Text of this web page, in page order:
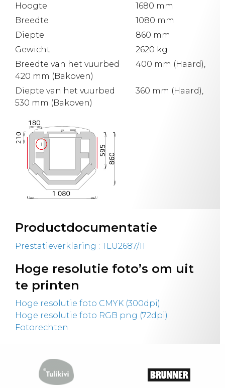
Hoogte
1680 mm
Breedte
1080 mm
Diepte
860 mm
Gewicht
2620 kg
Breedte van het vuurbed
400 mm (Haard),
420 mm (Bakoven)
Diepte van het vuurbed
360 mm (Haard),
530 mm (Bakoven)
Productdocumentatie
Prestatieverklaring : TLU2687/11
Hoge resolutie foto’s om uit
te printen
Hoge resolutie foto CMYK (300dpi)
Hoge resolutie foto RGB png (72dpi)
Fotorechten